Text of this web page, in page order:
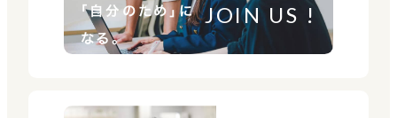
「自分のため」に
なる。
JOIN US !